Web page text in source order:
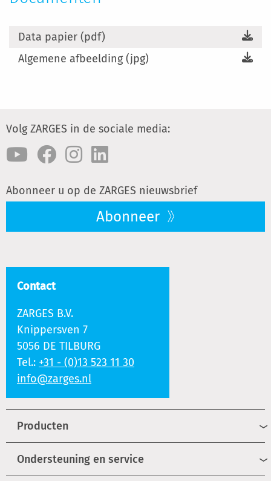
Data papier (pdf)
Algemene afbeelding (jpg)
Volg ZARGES in de sociale media:
Abonneer u op de ZARGES nieuwsbrief
Abonneer
Contact
ZARGES B.V.
Knippersven 7
5056 DE TILBURG
Tel.: +31 - (0)13 523 11 30
info@zarges.nl
Producten
Ondersteuning en service